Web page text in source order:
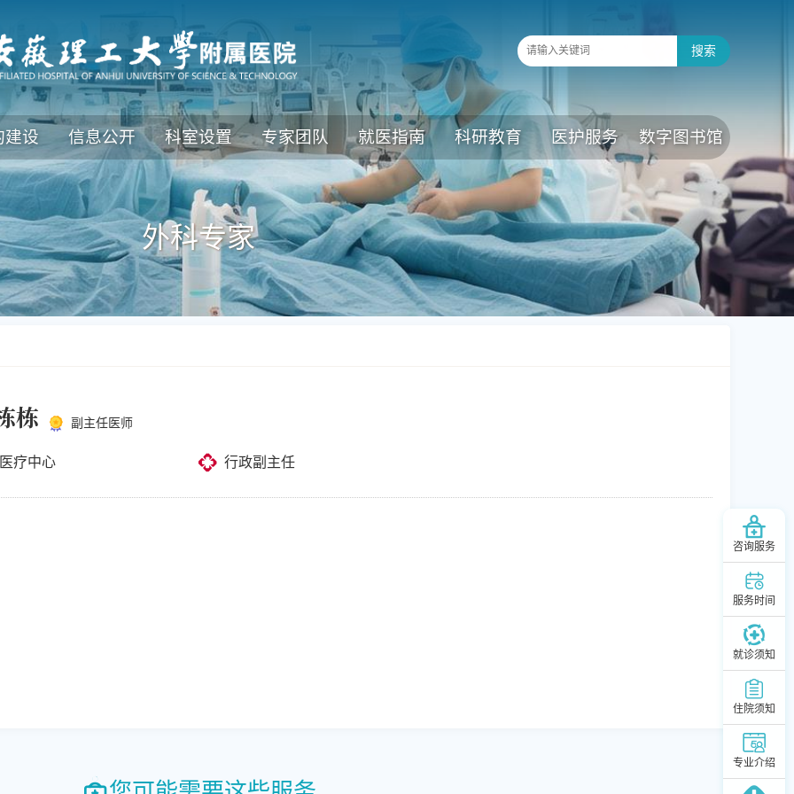
建设 信息公开 科室设置 专家团队 就医指南 科研教育 医护服务 数字图书馆
外科专家
栋 副主任医师
疗中心 行政副主任
咨询服务
服务时间
就诊须知
住院须知
专业介绍